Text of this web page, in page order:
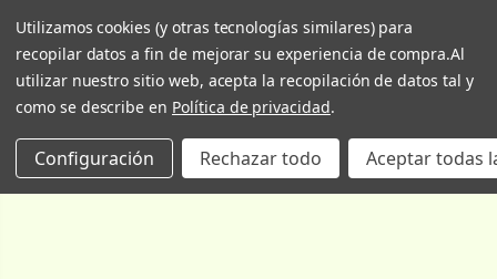
Utilizamos cookies (y otras tecnologías similares) para
recopilar datos a fin de mejorar su experiencia de compra.Al
utilizar nuestro sitio web, acepta la recopilación de datos tal y
como se describe en Política de privacidad.
Configuración Rechazar todo Aceptar todas